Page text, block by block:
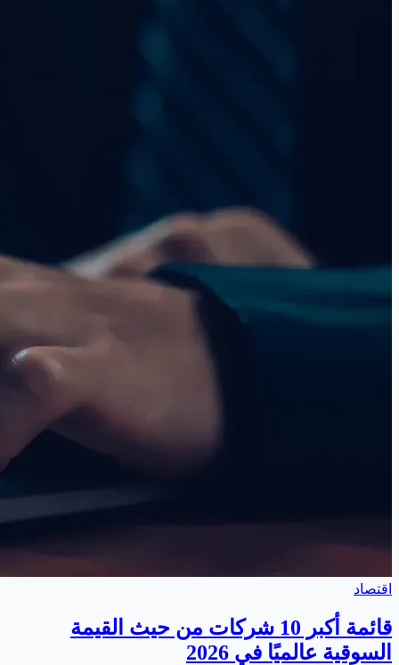
اقتصاد
قائمة أكبر 10 شركات من حيث القيمة
السوقية عالميًا في 2026